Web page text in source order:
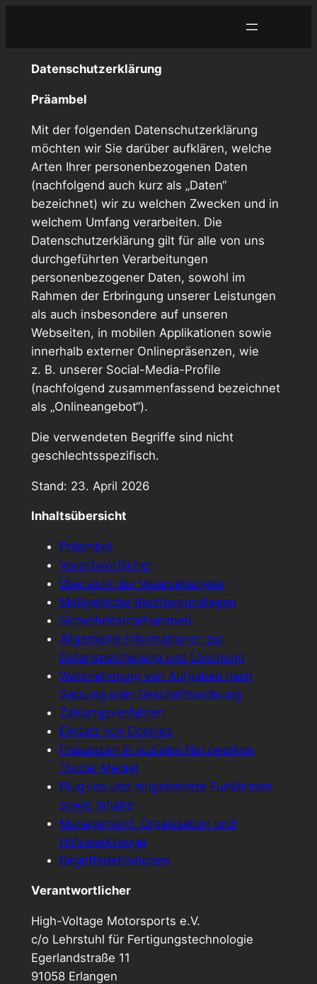
Datenschutzerklärung
Präambel
Mit der folgenden Datenschutzerklärung
möchten wir Sie darüber aufklären, welche
Arten Ihrer personenbezogenen Daten
(nachfolgend auch kurz als „Daten“
bezeichnet) wir zu welchen Zwecken und in
welchem Umfang verarbeiten. Die
Datenschutzerklärung gilt für alle von uns
durchgeführten Verarbeitungen
personenbezogener Daten, sowohl im
Rahmen der Erbringung unserer Leistungen
als auch insbesondere auf unseren
Webseiten, in mobilen Applikationen sowie
innerhalb externer Onlinepräsenzen, wie
z. B. unserer Social-Media-Profile
(nachfolgend zusammenfassend bezeichnet
als „Onlineangebot“).
Die verwendeten Begriffe sind nicht
geschlechtsspezifisch.
Stand: 23. April 2026
Inhaltsübersicht
Präambel
Verantwortlicher
Übersicht der Verarbeitungen
Maßgebliche Rechtsgrundlagen
Sicherheitsmaßnahmen
Allgemeine Informationen zur
Datenspeicherung und Löschung
Wahrnehmung von Aufgaben nach
Satzung oder Geschäftsordnung
Zahlungsverfahren
Einsatz von Cookies
Präsenzen in sozialen Netzwerken
(Social Media)
Plug-ins und eingebettete Funktionen
sowie Inhalte
Management, Organisation und
Hilfswerkzeuge
Begriffsdefinitionen
Verantwortlicher
High-Voltage Motorsports e.V.
c/o Lehrstuhl für Fertigungstechnologie
Egerlandstraße 11
91058 Erlangen